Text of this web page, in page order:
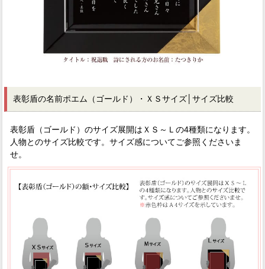
表彰盾の名前ポエム（ゴールド）・ＸＳサイズ│サイズ比較
表彰盾（ゴールド）のサイズ展開はＸＳ～Ｌの4種類になります。
人物とのサイズ比較です。サイズ感についてご参照くださいま
せ。